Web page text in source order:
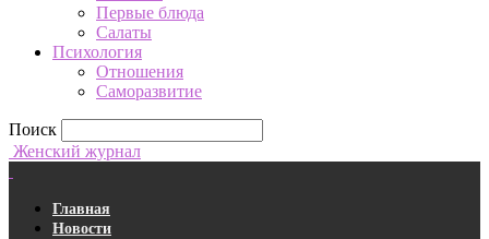
Первые блюда
Салаты
Психология
Отношения
Саморазвитие
Поиск
Женский журнал
Главная
Новости